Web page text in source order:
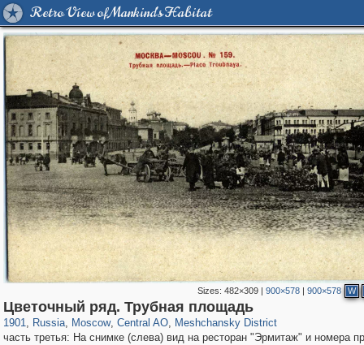
Retro View of Mankind's Habitat
Sizes:482×309 |900×578 |900×578 W
Цветочный ряд. Трубная площадь
1901, Russia
1,406,683 29,243
, Moscow
319,864 8,286
, Central AO
160,010 5,916
, Meshchansky District
10,185 264
часть третья: На снимке (слева) вид на ресторан "Эрмитаж" и номера